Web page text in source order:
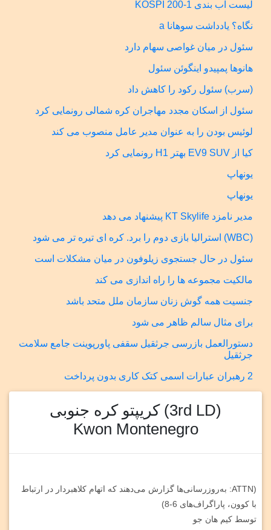
لیست آب بندی KOSPI 200-1
نگاه؟ یادداشت سوهانا a
سئول در میان غواصی سهام دارد
هانوها پمپیدو اینگوئن سئول
(سرب) سئول رکود را کاهش داد
سئول از اسکان مجدد مهاجران کره شمالی رونمایی کرد
لوئیس بودن را به عنوان مدیر عامل منصوب می کند
کیا از EV9 SUV بهتر H1 رونمایی کرد
یونهاپ
یونهاپ
مدیر نامزد KT Skylife پیشنهاد می دهد
(WBC) استرالیا بازی دوم را برد. کره ای تیره تر می شود
سئول در حال جستجوی زیلوفون در میان مشکلات است
مالکیت مجموعه ها را راه اندازی می کند
جنسیت همه گوش زنان سازمان ملل متحد باشد
برای مثال سالم ظاهر می شود
دستورالعمل بازرسی جرثقیل سقفی پاورپوینت جامع سلامت
جرثقیل
2 رهبران عبارات اسمی کتک کاری بدون پرداخت
(3rd LD) کریپتو کره جنوبی
Kwon Montenegro
(ATTN: به‌روزرسانی‌ها گزارش می‌دهند که اتهام کلاهبردار در ارتباط
با کوون، پاراگراف‌های 6-8)
توسط کیم هان جو